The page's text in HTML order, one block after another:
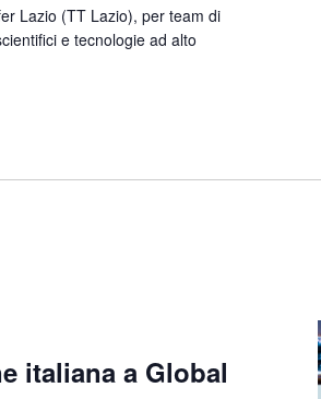
Lazio (TT Lazio), per team di
e tecnologie ad alto
italiana a Global